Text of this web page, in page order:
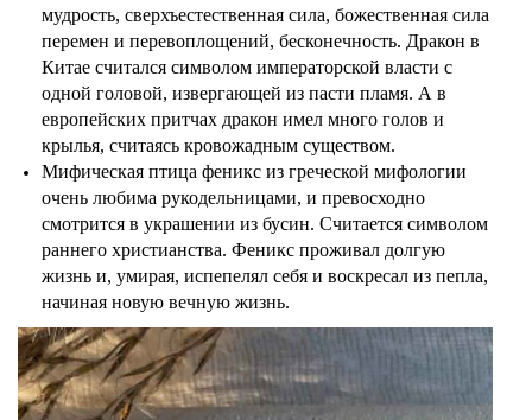
мудрость, сверхъестественная сила, божественная сила
перемен и перевоплощений, бесконечность. Дракон в
Китае считался символом императорской власти с
одной головой, извергающей из пасти пламя. А в
европейских притчах дракон имел много голов и
крылья, считаясь кровожадным существом.
Мифическая птица феникс из греческой мифологии
очень любима рукодельницами, и превосходно
смотрится в украшении из бусин. Считается символом
раннего христианства. Феникс проживал долгую
жизнь и, умирая, испепелял себя и воскресал из пепла,
начиная новую вечную жизнь.